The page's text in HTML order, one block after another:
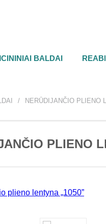
BALDAI
NERŪDIJANČIO PLIENO
PLIENO